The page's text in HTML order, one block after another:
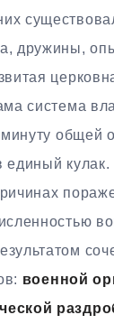
дружины,
система
общей
единый
военной